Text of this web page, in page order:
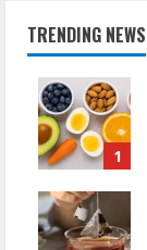
TRENDING NEWS
1